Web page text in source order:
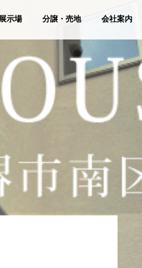
示場 分譲・売地 会社案内